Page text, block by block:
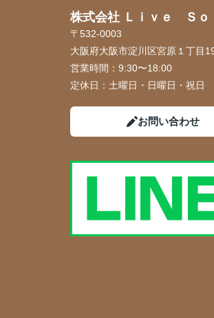
株式会社 Ｌｉｖｅ Ｓｏ
〒532-0003
大阪府大阪市淀川区宮原１丁目
営業時間： 9:30〜18:00
定休日： 土曜日・日曜日・祝日
お問い合わせ